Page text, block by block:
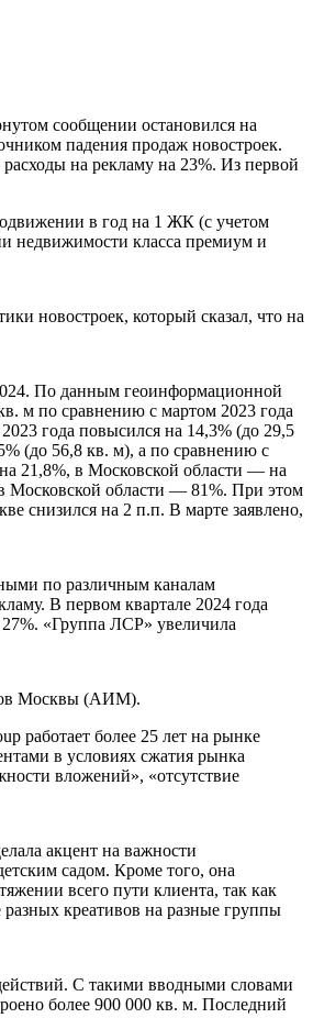
сообщении остановился на
падения продаж новостроек.
на рекламу на 23%. Из первой
в год на 1 ЖК (с учетом
недвижимости класса премиум и
новостроек, который сказал, что на
По данным геоинформационной
м по сравнению с мартом 2023 года
года повысился на 14,3% (до 29,5
(до 56,8 кв. м), а по сравнению с
21,8%, в Московской области — на
Московской области — 81%. При этом
снизился на 2 п.п. В марте заявлено,
по различным каналам
В первом квартале 2024 года
27%. «Группа ЛСР» увеличила
Москвы (АИМ).
работает более 25 лет на рынке
в условиях сжатия рынка
вложений», «отсутствие
акцент на важности
садом. Кроме того, она
всего пути клиента, так как
креативов на разные группы
С такими вводными словами
более 900 000 кв. м. Последний